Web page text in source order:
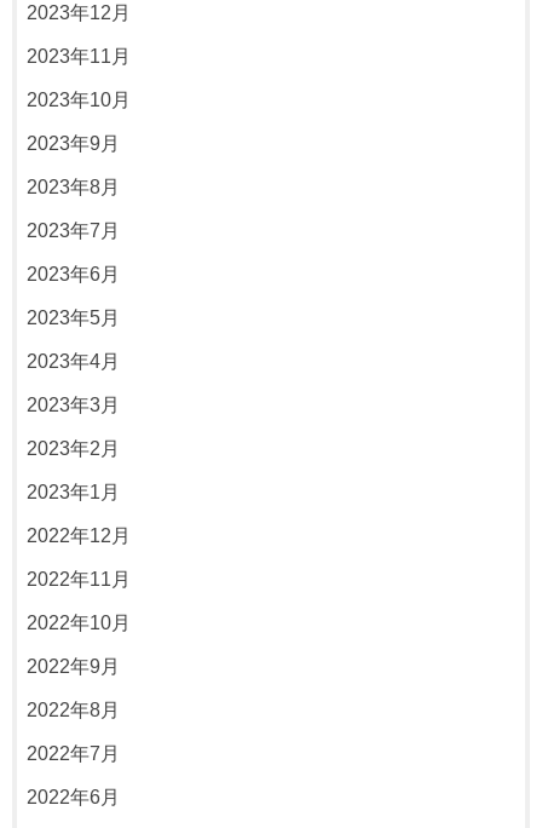
2023年12月
2023年11月
2023年10月
2023年9月
2023年8月
2023年7月
2023年6月
2023年5月
2023年4月
2023年3月
2023年2月
2023年1月
2022年12月
2022年11月
2022年10月
2022年9月
2022年8月
2022年7月
2022年6月